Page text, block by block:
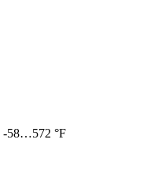
-58…572 °F